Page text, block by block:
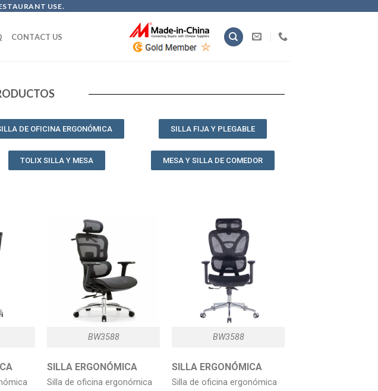
USE.
CONTACT US
DE OFICINA ERGONÓMICA
TOLIX SILLA Y MESA
SILLA FIJA Y PLEGABLE
MESA Y SILLA DE COMEDOR
BW3588
SILLA ERGONÓMICA
Silla de oficina ergonómica
BW3588
SILLA ERGONÓMICA
Silla de oficina ergonómica